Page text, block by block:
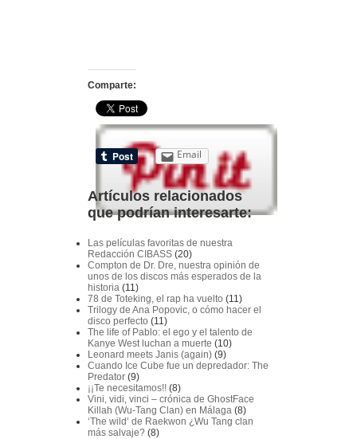
Comparte:
Email
Artículos relacionados
que podrían interesarte:
Las películas favoritas de nuestra
Redacción CIBASS (20)
Compton de Dr. Dre, nuestra opinión de
unos de los discos más esperados de la
historia (11)
78 de Toteking, el rap ha vuelto (11)
Trilogy de Ana Popovic, o cómo hacer el
disco perfecto (11)
The life of Pablo: el ego y el talento de
Kanye West luchan a muerte (10)
Leonard meets Janis (again) (9)
Cuando Ice Cube fue un depredador: The
Predator (9)
¡¡Te necesitamos!! (8)
Vini, vidi, vinci – crónica de GhostFace
Killah (Wu-Tang Clan) en Málaga (8)
‘The wild’ de Raekwon ¿Wu Tang clan
más salvaje? (8)